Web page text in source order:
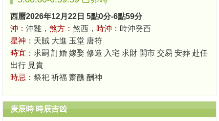
西曆2026年12月22日 5點0分-6點59分
沖： 沖雞， 煞方： 煞西， 時沖： 時沖癸酉
星神： 天賊 大進 玉堂 唐符
時宜： 求嗣 訂婚 嫁娶 修造 入宅 求財 開市 交易 安葬 赴任
出行 見貴
時忌： 祭祀 祈福 齋醮 酬神
庚辰時 時辰吉凶